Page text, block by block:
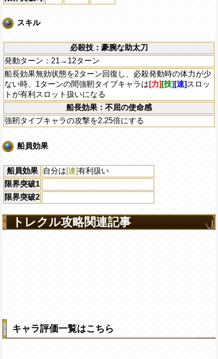
スキル
必殺技：豪腕な助太刀
発動ターン：21→12ターン
船長効果無効状態を2ターン回復し、必殺発動時の体力が少
ない時、1ターンの間強靭タイプキャラは [力] [技] [速] スロッ
トが有利スロット扱いになる
船長効果：不屈の使命感
強靭タイプキャラの攻撃を2.25倍にする
船員効果
船員効果 自分は[連]有利扱い
限界突破1
限界突破2
トレクル攻略関連記事
キャラ評価一覧はこちら